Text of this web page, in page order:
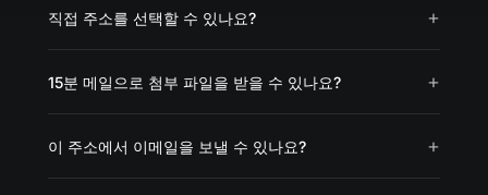
직접 주소를 선택할 수 있나요?
15분 메일으로 첨부 파일을 받을 수 있나요?
이 주소에서 이메일을 보낼 수 있나요?